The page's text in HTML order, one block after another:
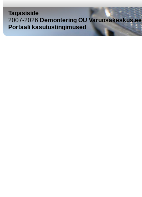
Tagasiside
2007-2026 Demontering OÜ Varuosakeskus.ee
Portaali kasutustingimused